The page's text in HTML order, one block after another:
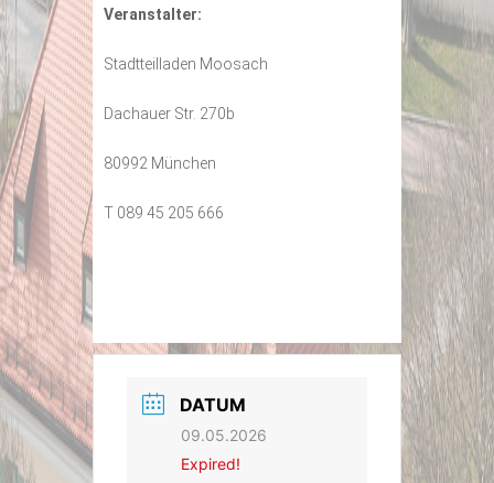
Veranstalter:
Stadtteilladen Moosach
Dachauer Str. 270b
80992 München
T 089 45 205 666
DATUM
09.05.2026
Expired!